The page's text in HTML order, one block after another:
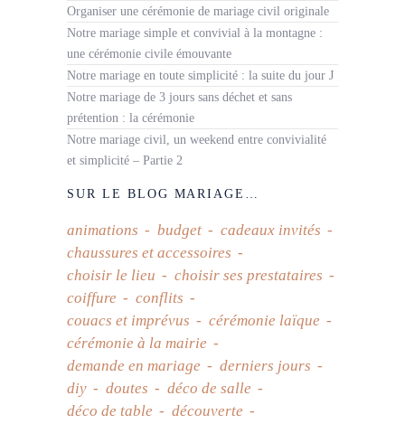
Organiser une cérémonie de mariage civil originale
Notre mariage simple et convivial à la montagne :
une cérémonie civile émouvante
Notre mariage en toute simplicité : la suite du jour J
Notre mariage de 3 jours sans déchet et sans
prétention : la cérémonie
Notre mariage civil, un weekend entre convivialité
et simplicité – Partie 2
SUR LE BLOG MARIAGE…
animations budget
cadeaux invités
chaussures et accessoires
choisir le lieu
choisir ses prestataires
coiffure
conflits
couacs et imprévus
cérémonie laïque
cérémonie à la mairie
demande en mariage
derniers jours
diy
doutes
déco de salle
déco de table
découverte